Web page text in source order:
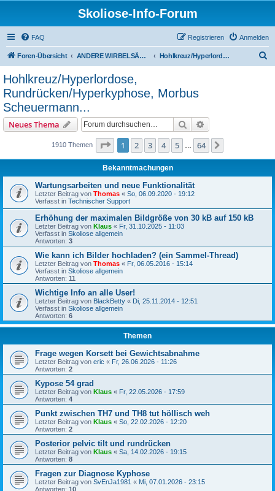
Skoliose-Info-Forum
FAQ Anmelden
Registrieren
Foren-Übersicht ANDERE WIRBELSÄULENDEFORMITÄTEN Hohlkreuz/Hyperlordose, Rundrücken/Hyperkyphose, Morbus Scheuermann...
Hohlkreuz/Hyperlordose,
Rundrücken/Hyperkyphose, Morbus
Scheuermann...
Neues Thema Suche
1910 Themen Seite 1von 64
1 2 3 4 5 64
Bekanntmachungen
Wartungsarbeiten und neue Funktionalität
Letzter Beitrag von Thomas « So, 06.09.2020 - 19:12
Verfasst in Technischer Support
Erhöhung der maximalen Bildgröße von 30 kB auf 150 kB
Letzter Beitrag von Klaus « Fr, 31.10.2025 - 11:03
Verfasst in Skoliose allgemein
Antworten: 3
Wie kann ich Bilder hochladen? (ein Sammel-Thread)
Letzter Beitrag von Thomas « Fr, 06.05.2016 - 15:14
Verfasst in Skoliose allgemein
Antworten: 11
Wichtige Info an alle User!
Letzter Beitrag von BlackBetty « Di, 25.11.2014 - 12:51
Verfasst in Skoliose allgemein
Antworten: 6
Themen
Frage wegen Korsett bei Gewichtsabnahme
Letzter Beitrag von eric « Fr, 26.06.2026 - 11:26
Antworten: 2
Kypose 54 grad
Letzter Beitrag von Klaus « Fr, 22.05.2026 - 17:59
Antworten: 4
Punkt zwischen TH7 und TH8 tut höllisch weh
Letzter Beitrag von Klaus « So, 22.02.2026 - 12:20
Antworten: 2
Posterior pelvic tilt und rundrücken
Letzter Beitrag von Klaus « Sa, 14.02.2026 - 19:15
Antworten: 8
Fragen zur Diagnose Kyphose
Letzter Beitrag von SvEnJa1981 « Mi, 07.01.2026 - 23:15
Antworten: 10